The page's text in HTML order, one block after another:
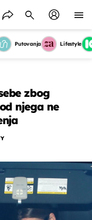
Putovanja Lifestyle
zbog
njega ne